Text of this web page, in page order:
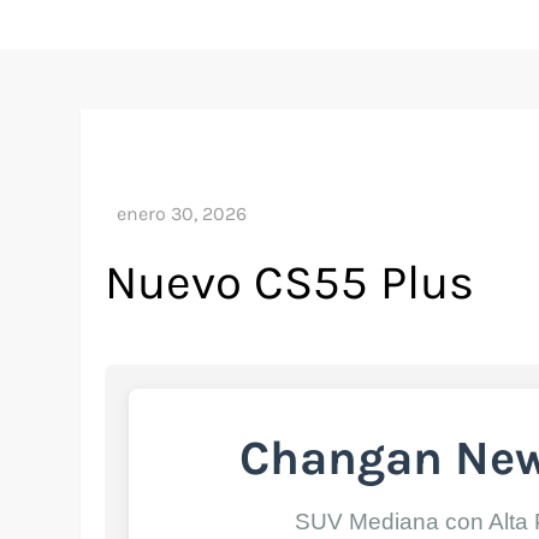
Nuevo CS55 Plus
Changan
SUV Mediana con Alta